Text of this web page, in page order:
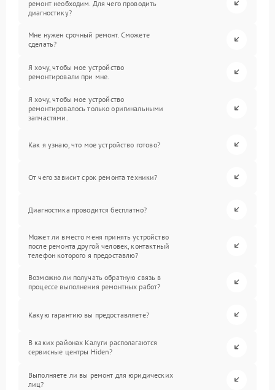
ремонт необходим. Для чего проводить
диагностику?
Мне нужен срочный ремонт. Сможете
сделать?
Я хочу, чтобы мое устройство
ремонтировали при мне.
Я хочу, чтобы мое устройство
ремонтировалось только оригинальными
запчастями.
Как я узнаю, что мое устройство готово?
От чего зависит срок ремонта техники?
Диагностика проводится бесплатно?
Может ли вместо меня принять устройство
после ремонта другой человек, контактный
телефон которого я предоставлю?
Возможно ли получать обратную связь в
процессе выполнения ремонтных работ?
Какую гарантию вы предоставляете?
В каких районах Калуги располагаются
сервисные центры Hiden?
Выполняете ли вы ремонт для юридических
лиц?